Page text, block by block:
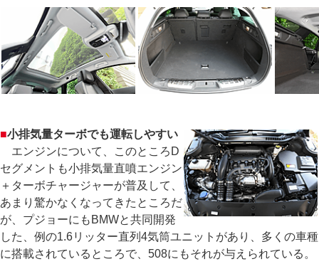
■小排気量ターボでも運転しやすい
エンジンについて、このところD
セグメントも小排気量直噴エンジン
＋ターボチャージャーが普及して、
あまり驚かなくなってきたところだ
が、プジョーにもBMWと共同開発
した、例の1.6リッター直列4気筒ユニットがあり、多くの車種
に搭載されているところで、508にもそれが与えられている。